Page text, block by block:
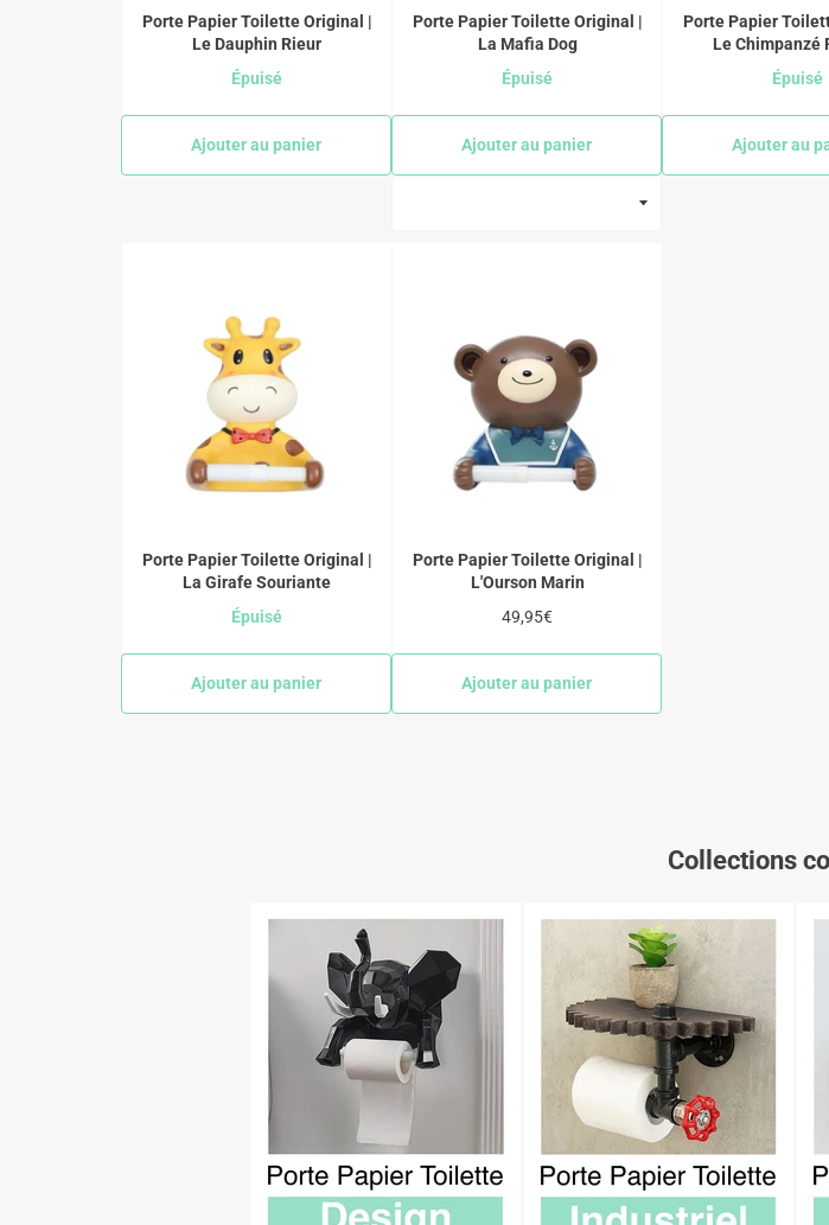
Porte Papier Toilette Original |
Le Dauphin Rieur
Épuisé
Ajouter au panier
Porte Papier Toilette Original |
La Mafia Dog
Épuisé
Ajouter au panier
Porte Papier
Le Chimpanzé
Épuisé
Ajouter au
Porte Papier Toilette Original |
La Girafe Souriante
Épuisé
Ajouter au panier
Porte Papier Toilette Original |
L'Ourson Marin
Prix
49,95€
Ajouter au panier
Collections